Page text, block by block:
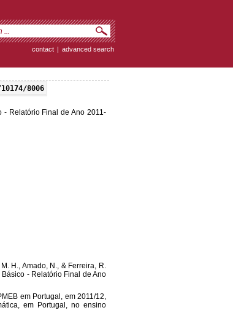
contact | advanced search
8006
- Relatório Final de Ano 2011-
H., Amado, N., & Ferreira, R.
- Relatório Final de Ano
em Portugal, em 2011/12,
em Portugal, no ensino